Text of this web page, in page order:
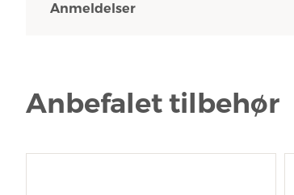
Anmeldelser
Anbefalet tilbehør